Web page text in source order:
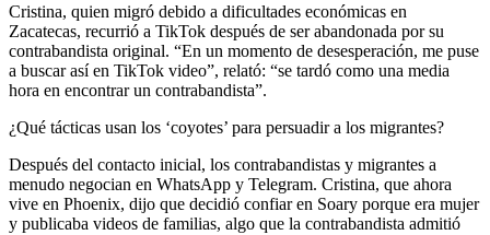
Cristina, quien migró debido a dificultades económicas en
Zacatecas, recurrió a TikTok después de ser abandonada por su
contrabandista original. “En un momento de desesperación, me puse
a buscar así en TikTok video”, relató: “se tardó como una media
hora en encontrar un contrabandista”.
¿Qué tácticas usan los ‘coyotes’ para persuadir a los migrantes?
Después del contacto inicial, los contrabandistas y migrantes a
menudo negocian en WhatsApp y Telegram. Cristina, que ahora
vive en Phoenix, dijo que decidió confiar en Soary porque era mujer
y publicaba videos de familias, algo que la contrabandista admitió